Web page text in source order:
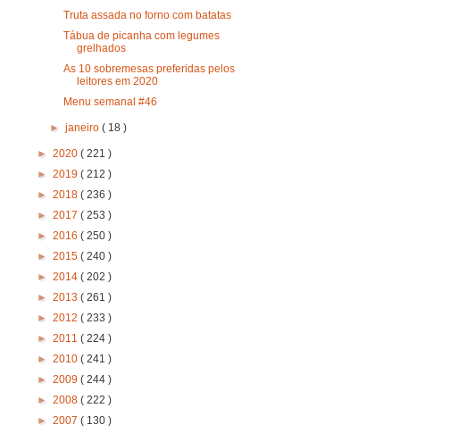
Truta assada no forno com batatas
Tábua de picanha com legumes
grelhados
As 10 sobremesas preferidas pelos
leitores em 2020
Menu semanal #46
►janeiro( 18 )
► 2020 ( 221 )
► 2019 ( 212 )
► 2018 ( 236 )
► 2017 ( 253 )
► 2016 ( 250 )
► 2015 ( 240 )
► 2014 ( 202 )
► 2013 ( 261 )
► 2012 ( 233 )
► 2011 ( 224 )
► 2010 ( 241 )
► 2009 ( 244 )
► 2008 ( 222 )
► 2007 ( 130 )